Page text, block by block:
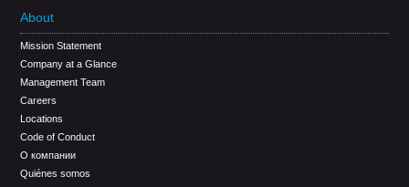
About
Mission Statement
Company at a Glance
Management Team
Careers
Locations
Code of Conduct
О компании
Quiénes somos